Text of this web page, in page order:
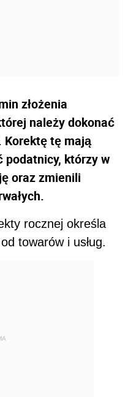
złożenia
należy dokonać
Korektę tę mają
podatnicy, którzy w
oraz zmienili
rocznej określa
towarów i usług.